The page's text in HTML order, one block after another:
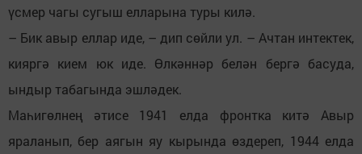
үсмер чагы сугыш елларына туры килә.
– Бик авыр еллар иде, – дип сөйли ул. – Ачтан интектек,
кияргә кием юк иде. Өлкәннәр белән бергә басуда,
ындыр табагында эшләдек.
Маһигөлнең әтисе 1941 елда фронтка китә Авыр
яраланып, бер аягын яу кырында өздереп, 1944 елда